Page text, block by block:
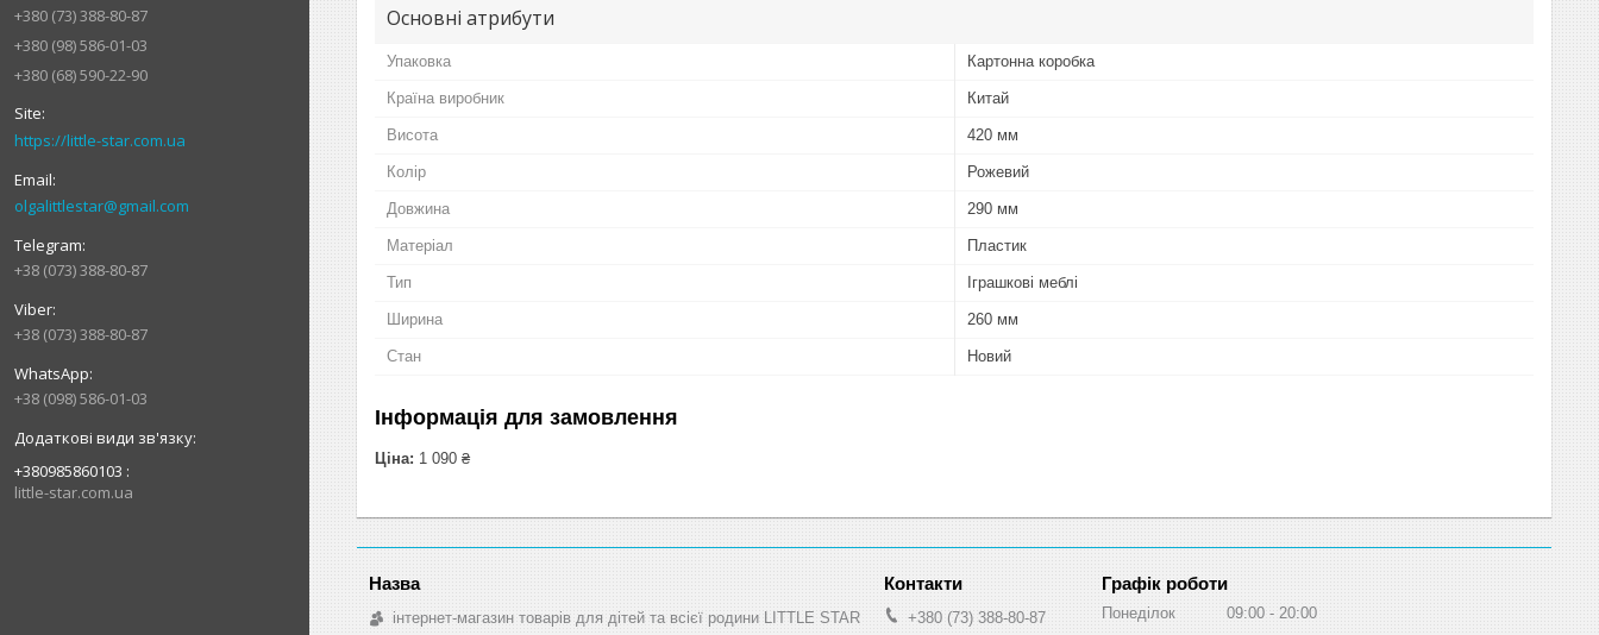
+380 (73) 388-80-87
+380 (98) 586-01-03
+380 (68) 590-22-90
https://little-star.com.ua
olgalittlestar@gmail.com
+38 (073) 388-80-87
+38 (073) 388-80-87
+38 (098) 586-01-03
+380985860103
little-star.com.ua
Основні атрибути
Упаковка Картонна коробка
Країна виробник Китай
Висота 420 мм
Колір Рожевий
Довжина 290 мм
Матеріал Пластик
Тип Іграшкові меблі
Ширина 260 мм
Стан Новий
Інформація для замовлення
Ціна: 1 090 ₴
інтернет-магазин товарів для дітей та всієї родини LITTLE STAR +380 (73) 388-80-87
Графік роботи
Понеділок 09:00 20:00